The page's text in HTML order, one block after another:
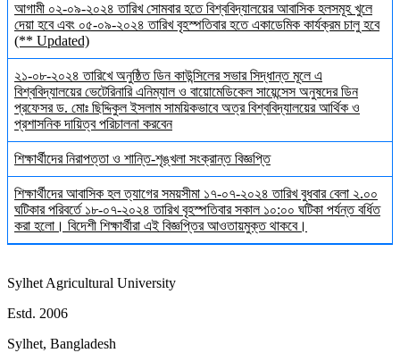
আগামী ০২-০৯-২০২৪ তারিখ সোমবার হতে বিশ্ববিদ্যালয়ের আবাসিক হলসমূহ খুলে
দেয়া হবে এবং ০৫-০৯-২০২৪ তারিখ বৃহস্পতিবার হতে একাডেমিক কার্যক্রম চালু হবে
(** Updated)
২১-০৮-২০২৪ তারিখে অনুষ্ঠিত ডিন কাউন্সিলের সভার সিদ্ধান্ত মূলে এ
বিশ্ববিদ্যালয়ের ভেটেরিনারি এনিম্যাল ও বায়োমেডিকেল সায়েন্সেস অনুষদের ডিন
প্রফেসর ড. মোঃ ছিদ্দিকুল ইসলাম সাময়িকভাবে অত্র বিশ্ববিদ্যালয়ের আর্থিক ও
প্রশাসনিক দায়িত্ব পরিচালনা করবেন
শিক্ষার্থীদের নিরাপত্তা ও শান্তি-শৃঙ্খলা সংক্রান্ত বিজ্ঞপ্তি
শিক্ষার্থীদের আবাসিক হল ত্যাগের সময়সীমা ১৭-০৭-২০২৪ তারিখ বুধবার বেলা ২.০০
ঘটিকার পরিবর্তে ১৮-০৭-২০২৪ তারিখ বৃহস্পতিবার সকাল ১০:০০ ঘটিকা পর্যন্ত বর্ধিত
করা হলো। বিদেশী শিক্ষার্থীরা এই বিজ্ঞপ্তির আওতায়মুক্ত থাকবে।
Sylhet Agricultural University
Estd. 2006
Sylhet, Bangladesh